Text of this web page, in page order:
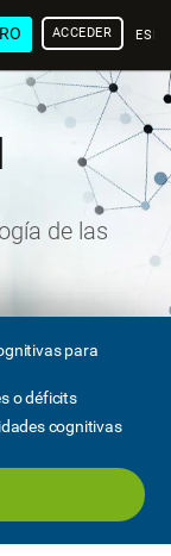
ACCEDER
de las
para
o déficits
cognitivas